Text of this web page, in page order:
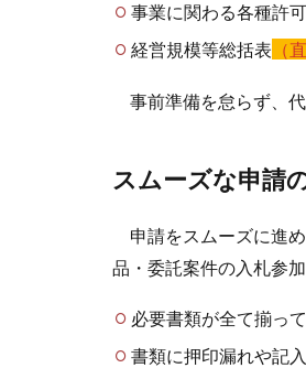
事業に関わる各種許
経営規模等総括表 （
事前準備を怠らず、代
スムーズな申請
申請をスムーズに進
品・委託案件の入札参
必要書類が全て揃って
書類に押印漏れや記